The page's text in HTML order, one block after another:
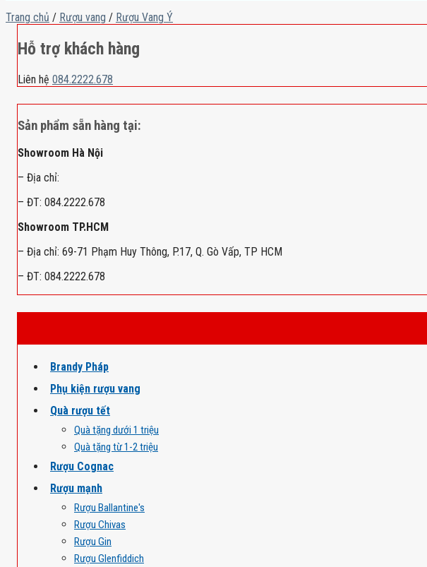
Trang chủ / Rượu vang / Rượu Vang Ý
Hỗ trợ khách hàng
Liên hệ 084.2222.678
Sản phẩm sẵn hàng tại:
Showroom Hà Nội
– Địa chỉ:
– ĐT: 084.2222.678
Showroom TP.HCM
– Địa chỉ: 69-71 Phạm Huy Thông, P.17, Q. Gò Vấp, TP HCM
– ĐT: 084.2222.678
Brandy Pháp
Phụ kiện rượu vang
Quà rượu tết
Quà tặng dưới 1 triệu
Quà tặng từ 1-2 triệu
Rượu Cognac
Rượu mạnh
Rượu Ballantine's
Rượu Chivas
Rượu Gin
Rượu Glenfiddich